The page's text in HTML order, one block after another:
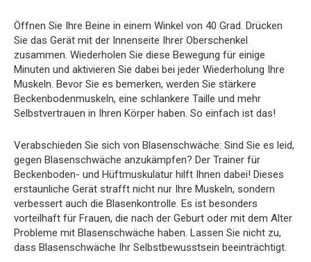
Öffnen Sie Ihre Beine in einem Winkel von 40 Grad. Drücken
Sie das Gerät mit der Innenseite Ihrer Oberschenkel
zusammen. Wiederholen Sie diese Bewegung für einige
Minuten und aktivieren Sie dabei bei jeder Wiederholung Ihre
Muskeln. Bevor Sie es bemerken, werden Sie stärkere
Beckenbodenmuskeln, eine schlankere Taille und mehr
Selbstvertrauen in Ihren Körper haben. So einfach ist das!
Verabschieden Sie sich von Blasenschwäche: Sind Sie es leid,
gegen Blasenschwäche anzukämpfen? Der Trainer für
Beckenboden- und Hüftmuskulatur hilft Ihnen dabei! Dieses
erstaunliche Gerät strafft nicht nur Ihre Muskeln, sondern
verbessert auch die Blasenkontrolle. Es ist besonders
vorteilhaft für Frauen, die nach der Geburt oder mit dem Alter
Probleme mit Blasenschwäche haben. Lassen Sie nicht zu,
dass Blasenschwäche Ihr Selbstbewusstsein beeinträchtigt.